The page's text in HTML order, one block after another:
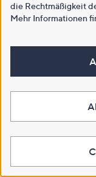
die Rechtmäßigkeit
Mehr Informationen